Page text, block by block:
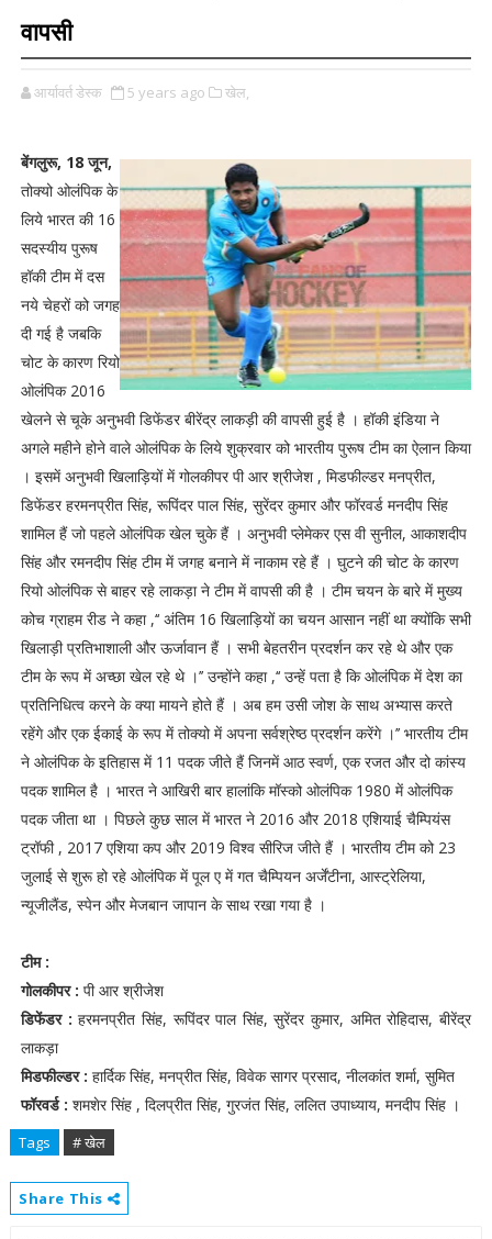
वापसी
आर्यावर्त डेस्क 5 years ago खेल,
बेंगलुरू, 18 जून,
तोक्यो ओलंपिक के
लिये भारत की 16
सदस्यीय पुरूष
हॉकी टीम में दस
नये चेहरों को जगह
दी गई है जबकि
चोट के कारण रियो
ओलंपिक 2016
खेलने से चूके अनुभवी डिफेंडर बीरेंद्र लाकड़ी की वापसी हुई है । हॉकी इंडिया ने
अगले महीने होने वाले ओलंपिक के लिये शुक्रवार को भारतीय पुरूष टीम का ऐलान किया
। इसमें अनुभवी खिलाड़ियों में गोलकीपर पी आर श्रीजेश , मिडफील्डर मनप्रीत,
डिफेंडर हरमनप्रीत सिंह, रूपिंदर पाल सिंह, सुरेंदर कुमार और फॉरवर्ड मनदीप सिंह
शामिल हैं जो पहले ओलंपिक खेल चुके हैं । अनुभवी प्लेमेकर एस वी सुनील, आकाशदीप
सिंह और रमनदीप सिंह टीम में जगह बनाने में नाकाम रहे हैं । घुटने की चोट के कारण
रियो ओलंपिक से बाहर रहे लाकड़ा ने टीम में वापसी की है । टीम चयन के बारे में मुख्य
कोच ग्राहम रीड ने कहा ,‘‘ अंतिम 16 खिलाड़ियों का चयन आसान नहीं था क्योंकि सभी
खिलाड़ी प्रतिभाशाली और ऊर्जावान हैं । सभी बेहतरीन प्रदर्शन कर रहे थे और एक
टीम के रूप में अच्छा खेल रहे थे ।’’ उन्होंने कहा ,‘‘ उन्हें पता है कि ओलंपिक में देश का
प्रतिनिधित्व करने के क्या मायने होते हैं । अब हम उसी जोश के साथ अभ्यास करते
रहेंगे और एक ईकाई के रूप में तोक्यो में अपना सर्वश्रेष्ठ प्रदर्शन करेंगे ।’’ भारतीय टीम
ने ओलंपिक के इतिहास में 11 पदक जीते हैं जिनमें आठ स्वर्ण, एक रजत और दो कांस्य
पदक शामिल है । भारत ने आखिरी बार हालांकि मॉस्को ओलंपिक 1980 में ओलंपिक
पदक जीता था । पिछले कुछ साल में भारत ने 2016 और 2018 एशियाई चैम्पियंस
ट्रॉफी , 2017 एशिया कप और 2019 विश्व सीरिज जीते हैं । भारतीय टीम को 23
जुलाई से शुरू हो रहे ओलंपिक में पूल ए में गत चैम्पियन अर्जेंटीना, आस्ट्रेलिया,
न्यूजीलैंड, स्पेन और मेजबान जापान के साथ रखा गया है ।
टीम :
गोलकीपर : पी आर श्रीजेश
डिफेंडर :हरमनप्रीत सिंह, रूपिंदर पाल सिंह, सुरेंदर कुमार, अमित रोहिदास, बीरेंद्र
लाकड़ा
मिडफील्डर : हार्दिक सिंह, मनप्रीत सिंह, विवेक सागर प्रसाद, नीलकांत शर्मा, सुमित
फॉरवर्ड : शमशेर सिंह , दिलप्रीत सिंह, गुरजंत सिंह, ललित उपाध्याय, मनदीप सिंह ।
Tags # खेल
Share This